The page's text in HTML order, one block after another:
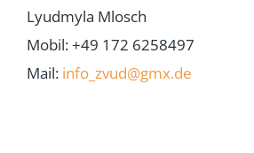
Lyudmyla Mlosch
Mobil:+49 172 6258497
Mail: info_zvud@gmx.de